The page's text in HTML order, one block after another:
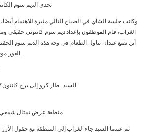
▲تحدي الديم سوم
وكانت جلسة الشاي في الصباح التالي مثيرة للاهتمام
الغراب، قام الموظفون بإعداد ديم سوم كانتوني حقيقي
أين يضع عيدان تناول الطعام في وجه هذه الديم سوم
الفور موجة من الضحك في المشهد.
▲منطقة عرض تمثال شمعي
ثم عندما السيد جاء الغراب إلى المنطقة مع حقول الأرز